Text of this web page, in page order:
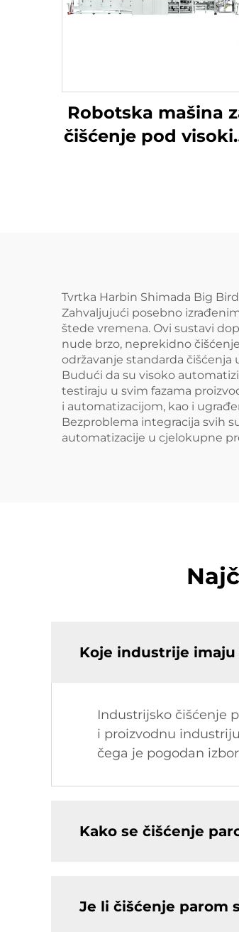
Robotska mašina
čišćenje pod
Tvrtka Harbin Shimada Big
Zahvaljujući posebno
štede vremena. Ovi sustavi
nude brzo, neprekidno
održavanje standarda
Budući da su visoko
testiraju u svim fazama
i automatizacijom, kao i
Bezproblema integracija svih
automatizacije u cjelokupne
Koje industrije
Industrijsko čišćenje
i proizvodnu
čega je pogodan
Kako se čišćenje
Je li čišćenje parom